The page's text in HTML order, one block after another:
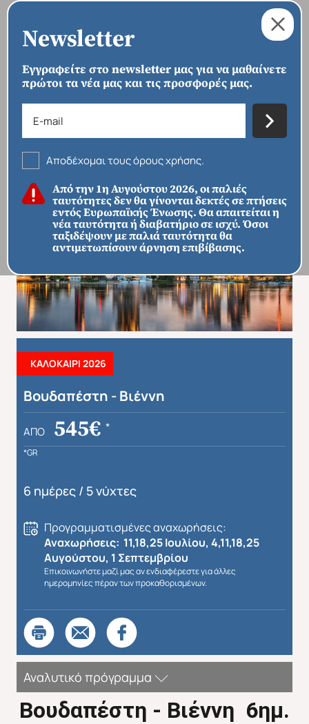
Newsletter
Εγγραφείτε στο newsletter μας για να μαθαίνετε
πρώτοι τα νέα μας και τις προσφορές μας.
Αποδέχομαι τους όρους χρήσης.
Από την 1η Αυγούστου 2026, οι παλιές
ταυτότητες δεν θα γίνονται δεκτές σε πτήσεις
εντός Ευρωπαϊκής Ένωσης. Θα απαιτείται η
νέα ταυτότητα ή διαβατήριο σε ισχύ. Όσοι
ταξιδέψουν με παλιά ταυτότητα θα
αντιμετωπίσουν άρνηση επιβίβασης.
Απευθείας απο Ηράκλειο Εκτός Ευρώπης
ΑΡΧΙΚΗ › ΠΡΟΟΡΙΣΜΟΙ › ΕΥΡΏΠΗ › ΟΥΓΓΑΡΊΑ
ΚΑΛΟΚΑΙΡΙ 2026
Βουδαπέστη - Βιέννη
ΑΠΌ 545€ *
*GR
6 ημέρες / 5 νύχτες
Προγραμματισμένες αναχωρήσεις:
Αναχωρήσεις: 11,18,25 Ιουλίου, 4,11,18,25
Αυγούστου, 1 Σεπτεμβρίου
Επικοινωνήστε μαζί μας αν ενδιαφέρεστε για άλλες
ημερομηνίες πέραν των προκαθορισμένων.
Αναλυτικό πρόγραμμα
Βουδαπέστη - Βιέννη 6ημ.